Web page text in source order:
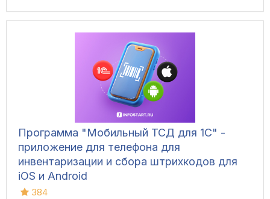
Программа "Мобильный ТСД для 1С" -
приложение для телефона для
инвентаризации и сбора штрихкодов для
iOS и Android
384